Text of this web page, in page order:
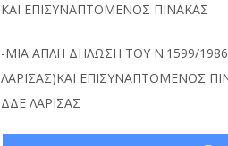
ΚΑΙ ΕΠΙΣΥΝΑΠΤΟΜΕΝΟΣ ΠΙΝΑΚΑΣ
-MIA AΠΛΗ ΔΗΛΩΣΗ ΤΟΥ Ν.1599/
ΛΑΡΙΣΑΣ)ΚΑΙ ΕΠΙΣΥΝΑΠΤΟΜΕΝΟΣ
ΔΔΕ ΛΑΡΙΣΑΣ